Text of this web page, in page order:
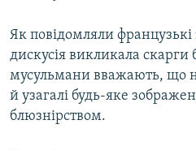
Як повідомляли французькі
дискусія викликала скарги
мусульмани вважають, що
й узагалі будь-яке
блюзнірством.